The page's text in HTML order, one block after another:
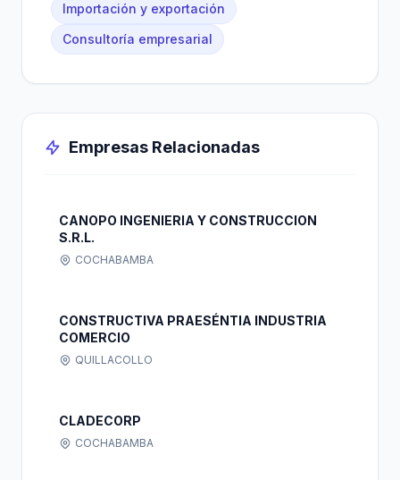
Importación y exportación
Consultoría empresarial
Empresas Relacionadas
CANOPO INGENIERIA Y CONSTRUCCION
S.R.L.
COCHABAMBA
CONSTRUCTIVA PRAESÉNTIA INDUSTRIA
COMERCIO
QUILLACOLLO
CLADECORP
COCHABAMBA